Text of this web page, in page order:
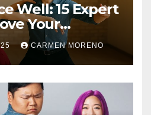
Well: 15 Expert
Your
FastCARMEN MORENO